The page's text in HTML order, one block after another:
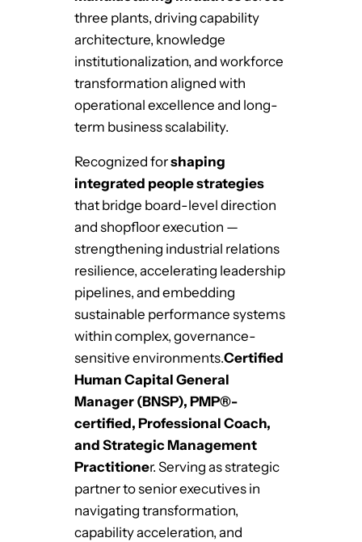
three plants, driving capability
architecture, knowledge
institutionalization, and workforce
transformation aligned with
operational excellence and long-
term business scalability.
Recognized forshaping
integrated people strategies
that bridge board-level direction
and shopfloor execution —
strengthening industrial relations
resilience, accelerating leadership
pipelines, and embedding
sustainable performance systems
within complex, governance-
sensitive environments.Certified
Human Capital General
Manager (BNSP), PMP®-
certified, Professional Coach,
and Strategic Management
Practitioner. Serving as strategic
partner to senior executives in
navigating transformation,
capability acceleration, and